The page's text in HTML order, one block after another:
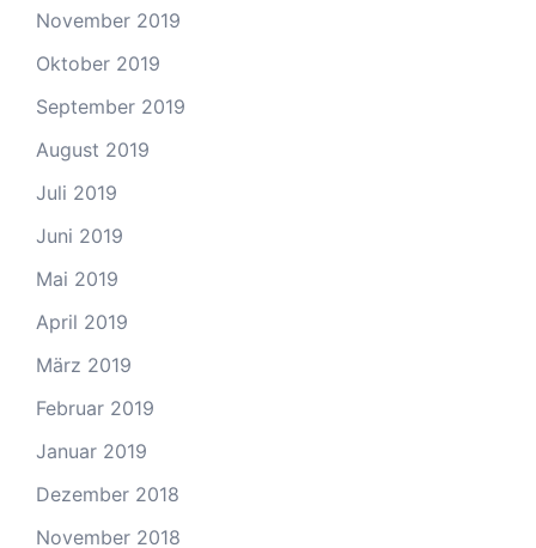
November 2019
Oktober 2019
September 2019
August 2019
Juli 2019
Juni 2019
Mai 2019
April 2019
März 2019
Februar 2019
Januar 2019
Dezember 2018
November 2018